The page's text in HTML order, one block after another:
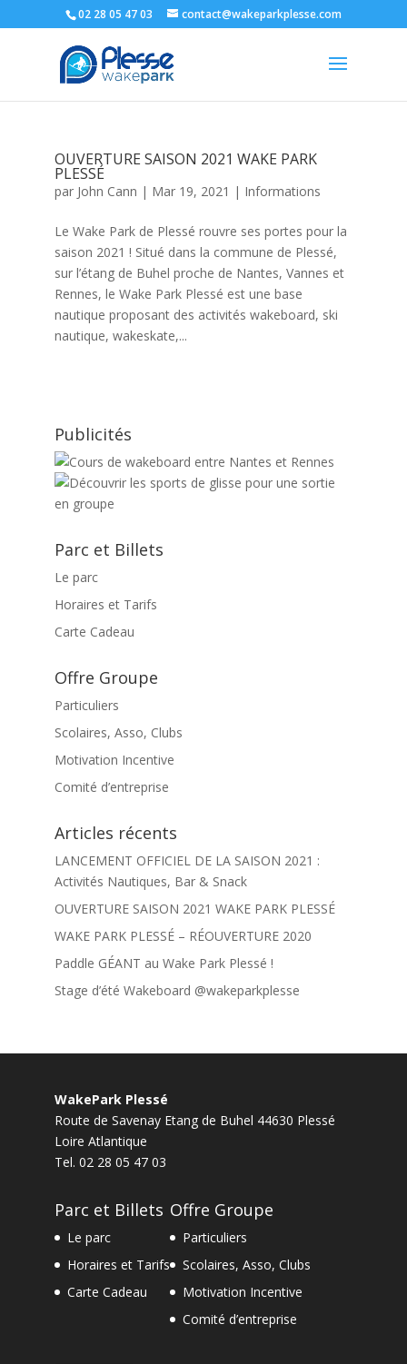
02 28 05 47 03 contact@wakeparkplesse.com
OUVERTURE SAISON 2021 WAKE PARK
PLESSÉ
par John Cann | Mar 19, 2021 | Informations
Le Wake Park de Plessé rouvre ses portes pour la
saison 2021 ! Situé dans la commune de Plessé,
sur l’étang de Buhel proche de Nantes, Vannes et
Rennes, le Wake Park Plessé est une base
nautique proposant des activités wakeboard, ski
nautique, wakeskate,...
Publicités
Parc et Billets
Le parc
Horaires et Tarifs
Carte Cadeau
Offre Groupe
Particuliers
Scolaires, Asso, Clubs
Motivation Incentive
Comité d’entreprise
Articles récents
LANCEMENT OFFICIEL DE LA SAISON 2021 :
Activités Nautiques, Bar & Snack
OUVERTURE SAISON 2021 WAKE PARK PLESSÉ
WAKE PARK PLESSÉ – RÉOUVERTURE 2020
Paddle GÉANT au Wake Park Plessé !
Stage d’été Wakeboard @wakeparkplesse
WakePark Plessé
Route de Savenay Etang de Buhel 44630 Plessé
Loire Atlantique
Tel. 02 28 05 47 03
Parc et Billets
Le parc
Horaires et Tarifs
Carte Cadeau
Offre Groupe
Particuliers
Scolaires, Asso, Clubs
Motivation Incentive
Comité d’entreprise